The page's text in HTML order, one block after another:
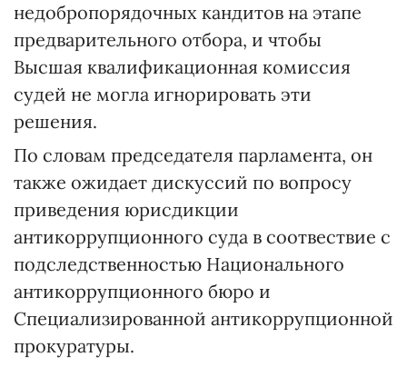
недобропорядочных кандитов на этапе
предварительного отбора, и чтобы
Высшая квалификационная комиссия
судей не могла игнорировать эти
решения.
По словам председателя парламента, он
также ожидает дискуссий по вопросу
приведения юрисдикции
антикоррупционного суда в соотвествие с
подследственностью Национального
антикоррупционного бюро и
Специализированной антикоррупционной
прокуратуры.